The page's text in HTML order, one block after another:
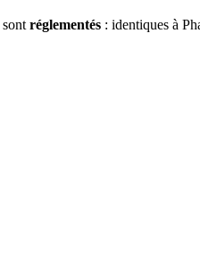
sontréglementés : identiques à